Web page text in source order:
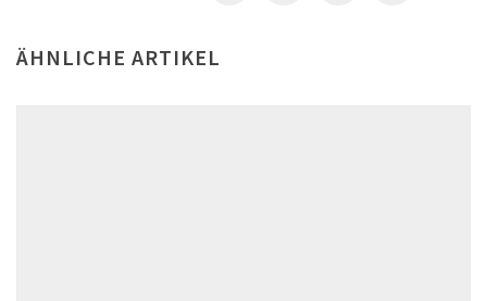
ÄHNLICHE ARTIKEL